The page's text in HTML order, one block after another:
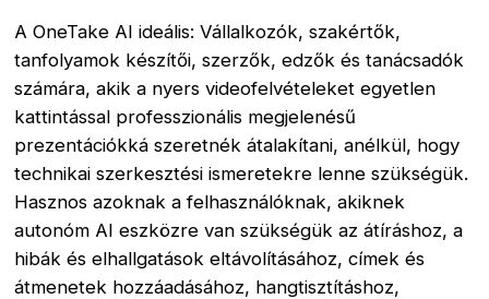
A OneTake AI ideális: Vállalkozók, szakértők,
tanfolyamok készítői, szerzők, edzők és tanácsadók
számára, akik a nyers videofelvételeket egyetlen
kattintással professzionális megjelenésű
prezentációkká szeretnék átalakítani, anélkül, hogy
technikai szerkesztési ismeretekre lenne szükségük.
Hasznos azoknak a felhasználóknak, akiknek
autonóm AI eszközre van szükségük az átíráshoz, a
hibák és elhallgatások eltávolításához, címek és
átmenetek hozzáadásához, hangtisztításhoz,